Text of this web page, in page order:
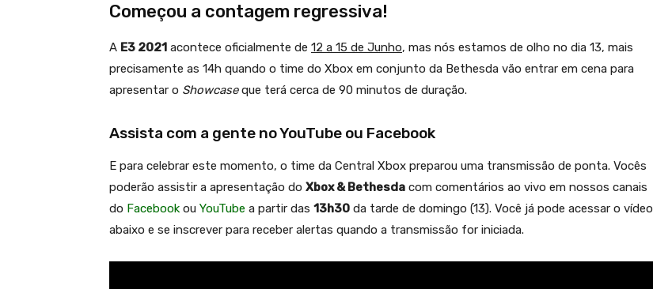
Começou a contagem regressiva!
A E3 2021 acontece oficialmente de 12 a 15 de Junho, mas nós estamos de olho no dia 13, mais
precisamente as 14h quando o time do Xbox em conjunto da Bethesda vão entrar em cena para
apresentar o Showcaseque terá cerca de 90 minutos de duração.
Assista com a gente no YouTube ou Facebook
E para celebrar este momento, o time da Central Xbox preparou uma transmissão de ponta. Vocês
poderão assistir a apresentação do Xbox & Bethesda com comentários ao vivo em nossos canais
do Facebook ou YouTube a partir das 13h30 da tarde de domingo (13). Você já pode acessar o vídeo
abaixo e se inscrever para receber alertas quando a transmissão for iniciada.